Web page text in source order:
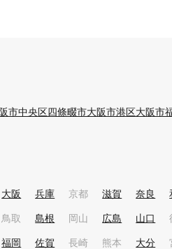
市中央区四條畷市大阪市港区大阪市
大阪 兵庫 京都 滋賀 奈良
鳥取 島根 岡山 広島 山口
福岡 佐賀 長崎 熊本 大分